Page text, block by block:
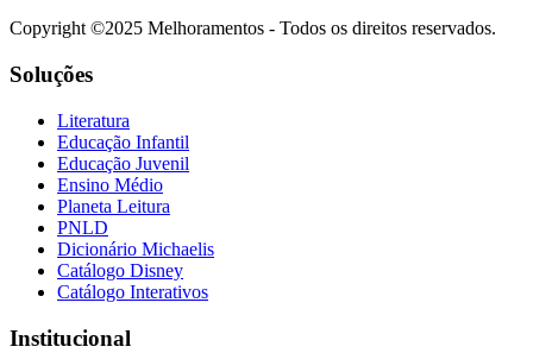
Copyright ©2025 Melhoramentos - Todos os direitos reservados.
Soluções
Literatura
Educação Infantil
Educação Juvenil
Ensino Médio
Planeta Leitura
PNLD
Dicionário Michaelis
Catálogo Disney
Catálogo Interativos
Institucional